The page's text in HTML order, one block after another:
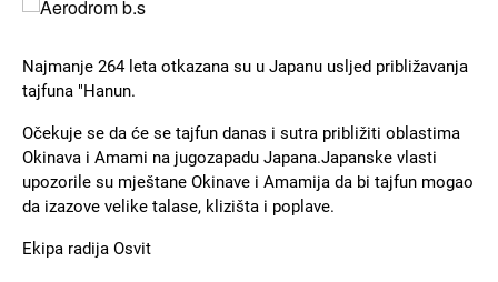
Najmanje 264 leta otkazana su u Јapanu usljed približavanja
tajfuna "Hanun.
Očekuje se da će se tajfun danas i sutra približiti oblastima
Okinava i Amami na jugozapadu Јapana.Јapanske vlasti
upozorile su mještane Okinave i Amamija da bi tajfun mogao
da izazove velike talase, klizišta i poplave.
Ekipa radija Osvit